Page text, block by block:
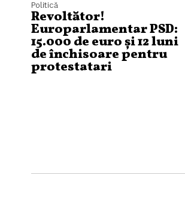
Politică
Revoltător!
Europarlamentar PSD:
15.000 de euro și 12 luni
de închisoare pentru
protestatari